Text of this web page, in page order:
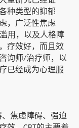
种类型的抑郁
，广泛性焦虑
用，以及人格障
疗效好，而且效
询师/治疗师，以
已经成为心理服
焦虑障碍、强迫